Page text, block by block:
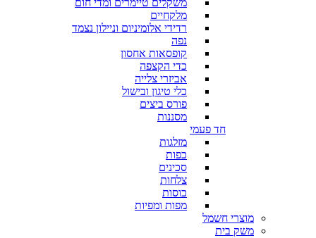
משקלים טיימרים ומדי חום
מלקחיים
רדידי אלומיניום וניילון נצמד
נפה
קופסאות אחסון
כדי הקצפה
אביזרי צלייה
כלי טיגון ובישול
פורס ביצים
מסננות
חד פעמי
מזלגות
כפות
סכינים
צלחות
כוסות
מפות ומפיות
מוצרי חשמל
משק בית